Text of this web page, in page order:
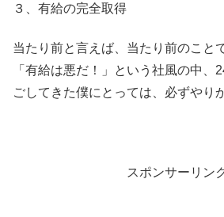
３、有給の完全取得
当たり前と言えば、当たり前のこと
「有給は悪だ！」という社風の中、
ごしてきた僕にとっては、必ずやり
スポンサーリン